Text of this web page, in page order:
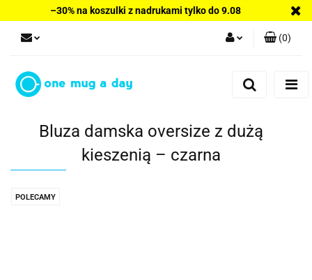
–30% na koszulki z nadrukami tylko do 9.08
(0)
Bluza damska oversize z dużą
kieszenią – czarna
POLECAMY